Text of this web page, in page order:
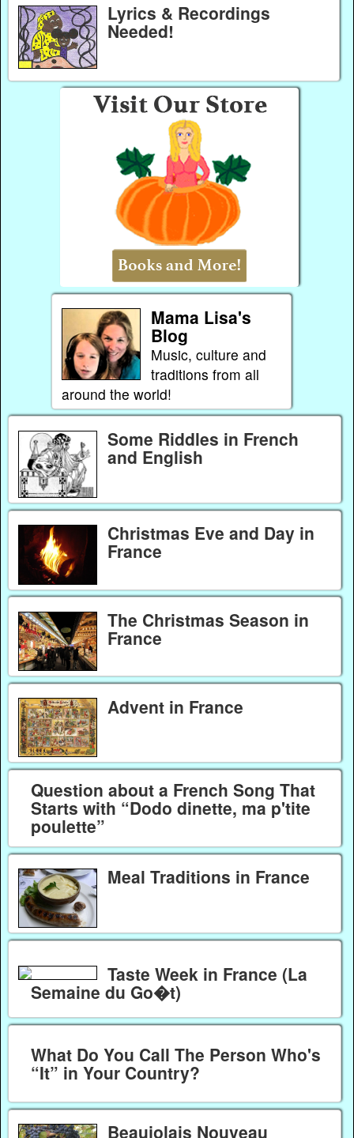
Lyrics & Recordings
Needed!
Mama Lisa's
Blog
Music, culture and
traditions from all
around the world!
Some Riddles in French
and English
Christmas Eve and Day in
France
The Christmas Season in
France
Advent in France
Question about a French Song That
Starts with “Dodo dinette, ma p'tite
poulette”
Meal Traditions in France
Taste Week in France (La
Semaine du Go�t)
What Do You Call The Person Who's
“It” in Your Country?
Beaujolais Nouveau